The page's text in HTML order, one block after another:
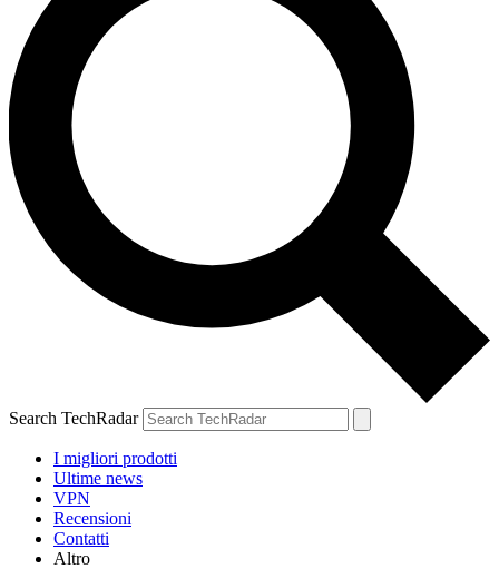
Search TechRadar
I migliori prodotti
Ultime news
VPN
Recensioni
Contatti
Altro